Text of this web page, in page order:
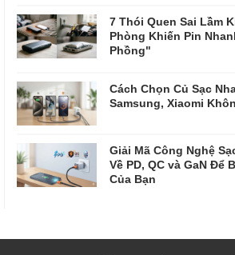
7 Thói Quen Sai Lầm
Phòng Khiến Pin
Phồng"
Cách Chọn Củ Sạc
Samsung, Xiaomi
Giải Mã Công Nghệ
Về PD, QC và GaN Để
Của Bạn